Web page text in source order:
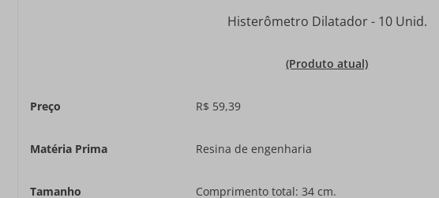
Histerômetro Dilatador - 10 Unid.
(Produto atual)
Preço R$ 59,39
Matéria Prima Resina de engenharia
Tamanho Comprimento total: 34 cm.